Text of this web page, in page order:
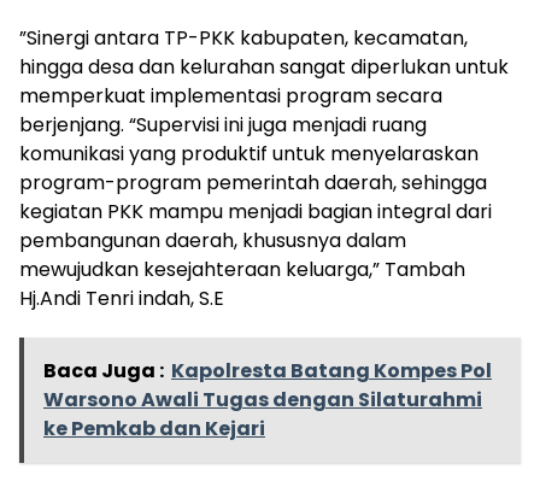
‎”Sinergi antara TP-PKK kabupaten, kecamatan,
hingga desa dan kelurahan sangat diperlukan untuk
memperkuat implementasi program secara
berjenjang. “Supervisi ini juga menjadi ruang
komunikasi yang produktif untuk menyelaraskan
program-program pemerintah daerah, sehingga
kegiatan PKK mampu menjadi bagian integral dari
pembangunan daerah, khususnya dalam
mewujudkan kesejahteraan keluarga,” Tambah
Hj.Andi Tenri indah, S.E
Baca Juga : Kapolresta Batang Kompes Pol
Warsono Awali Tugas dengan Silaturahmi
ke Pemkab dan Kejari